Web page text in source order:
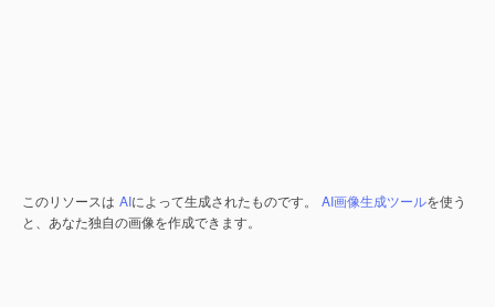
このリソースは AIによって生成されたものです。 AI画像生成ツールを使う
と、あなた独自の画像を作成できます。